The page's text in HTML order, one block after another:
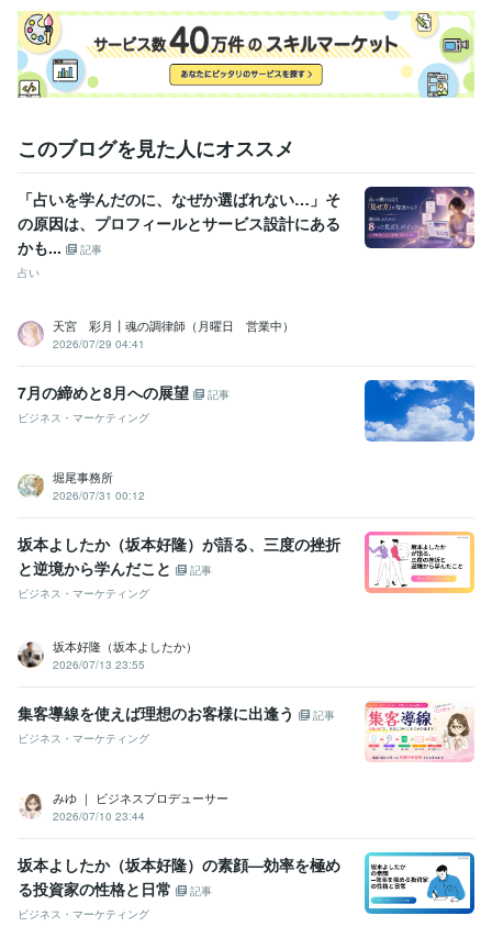
件、売上70万』達成 開始４ヶ月で『販売数200件』達成 　売上額は
今後は非公開
単月売上100件＆評価オール5獲得
開始５ヶ月で『販
売数300件』達成 開始6ヶ月で『販売数350件』達成 開始7ヶ月で
『販売数390件』達成
開始8ヶ月で『販売数430件』達成
開始9ヶ月
で『販売数470件』達成 開始10ヶ月で『販売数500件』達成 開始11
年間のココナラ活動休止
ココナラ活動再開
経営労務コンサルタント 取得年 : 2017年
メンタルヘルスマネジメント検定 取得年 : 2020年
ビジネスコンプライアンス検定
ビジネス実務マナー検定（実務検定）
プログラミング言語・フレームワーク
CSS:3年
Google スライド:9年
Word:23年弥生会計:4年
Google Search Console:4年ChatGPT:4年DALL-E:3年Filmora:3年
CapCut:4年Adobe Illustrator:3年Canva:5年freee:4年
Adobe Analytics:4年Adobe Photoshop:4年 Lightroom:3年
マーケティング（マス・ダイレクト・インバウンド）:19年
SNSマーケティング（X・YouTube・ラジオ）:4年
得意分野
集客・マーケティング相談
『マーケティング』を武器にしたコンサ
ココナラ攻略コンテン
トコンサル ３日コンサル 電話コンサル
のレベルアップ
ノウハウ 副業 実績 相談 ジャンル コンサル
ココナラ
マーケティング
SEO ココナラのコンサル
資産運用・副業の相談 毎月６桁収益継続中の副業を伝授
初心者 副業 お金の稼ぎ方
オリジナル
アイディア
差別化
このブログを見た人にオススメ
「占いを学んだのに、なぜか選ばれない…」そ
の原因は、プロフィールとサービス設計にある
かも...
記事
占い
天宮 彩月┃魂の調律師（月曜日 営業中）
2026/07/29 04:41
7月の締めと8月への展望
記事
ビジネス・マーケティング
堀尾事務所
2026/07/31 00:12
坂本よしたか（坂本好隆）が語る、三度の挫折
と逆境から学んだこと
記事
ビジネス・マーケティング
坂本好隆（坂本よしたか）
2026/07/13 23:55
集客導線を使えば理想のお客様に出逢う
記事
ビジネス・マーケティング
みゆ ｜ ビジネスプロデューサー
2026/07/10 23:44
坂本よしたか（坂本好隆）の素顔—効率を極め
る投資家の性格と日常
記事
ビジネス・マーケティング